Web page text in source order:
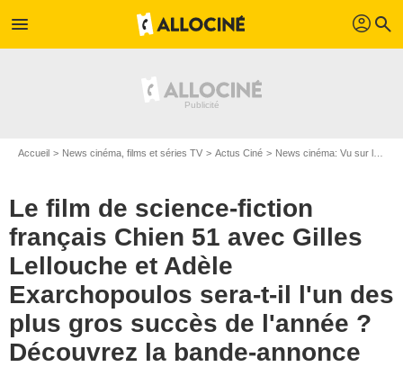
menu profil search
Accueil News cinéma, films et séries TV Actus Ciné News cinéma: Vu sur le web
Le film de science-fiction
français Chien 51 avec Gilles
Lellouche et Adèle
Exarchopoulos sera-t-il l'un des
plus gros succès de l'année ?
Découvrez la bande-annonce